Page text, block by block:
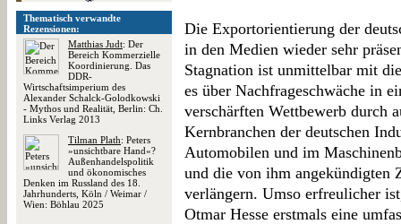
Thematisch verwandte
Rezensionen:
Matthias Judt: Der
Bereich Kommerzielle
Koordinierung. Das
DDR-
Wirtschaftsimperium des
Alexander Schalck-Golodkowski
- Mythos und Realität, Berlin: Ch.
Links Verlag 2013
Tilman Plath: Peters
»unsichtbare Hand«?
Außenhandelspolitik
und ökonomisches
Denken im Russland des 18.
Jahrhunderts, Köln / Weimar /
Wien: Böhlau 2025
Die Exportorientierung der
in den Medien wieder sehr
Stagnation ist unmittelbar mit
es über Nachfrageschwäche in
verschärften Wettbewerb durch
Kernbranchen der deutschen
Automobilen und im
und die von ihm angekündigten
verlängern. Umso erfreulicher
Otmar Hesse erstmals eine